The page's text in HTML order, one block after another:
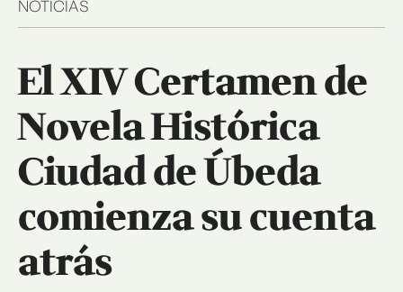
NOTICIAS
El XIV Certamen de
Novela Histórica
Ciudad de Úbeda
comienza su cuenta
atrás